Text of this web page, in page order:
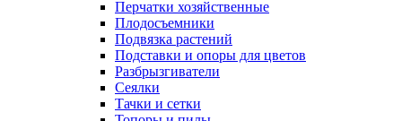
Перчатки хозяйственные
Плодосъемники
Подвязка растений
Подставки и опоры для цветов
Разбрызгиватели
Сеялки
Тачки и сетки